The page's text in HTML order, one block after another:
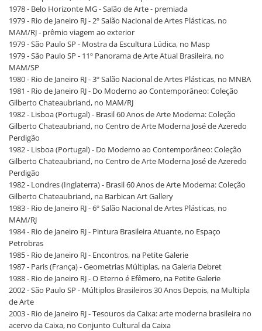
1978 - Belo Horizonte MG - Salão de Arte - premiada
1979 - Rio de Janeiro RJ - 2º Salão Nacional de Artes Plásticas, no
MAM/RJ - prêmio viagem ao exterior
1979 - São Paulo SP - Mostra da Escultura Lúdica, no Masp
1979 - São Paulo SP - 11º Panorama de Arte Atual Brasileira, no
MAM/SP
1980 - Rio de Janeiro RJ - 3º Salão Nacional de Artes Plásticas, no MNBA
1981 - Rio de Janeiro RJ - Do Moderno ao Contemporâneo: Coleção
Gilberto Chateaubriand, no MAM/RJ
1982 - Lisboa (Portugal) - Brasil 60 Anos de Arte Moderna: Coleção
Gilberto Chateaubriand, no Centro de Arte Moderna José de Azeredo
Perdigão
1982 - Lisboa (Portugal) - Do Moderno ao Contemporâneo: Coleção
Gilberto Chateaubriand, no Centro de Arte Moderna José de Azeredo
Perdigão
1982 - Londres (Inglaterra) - Brasil 60 Anos de Arte Moderna: Coleção
Gilberto Chateaubriand, na Barbican Art Gallery
1983 - Rio de Janeiro RJ - 6º Salão Nacional de Artes Plásticas, no
MAM/RJ
1984 - Rio de Janeiro RJ - Pintura Brasileira Atuante, no Espaço
Petrobras
1985 - Rio de Janeiro RJ - Encontros, na Petite Galerie
1987 - Paris (França) - Geometrias Múltiplas, na Galeria Debret
1988 - Rio de Janeiro RJ - O Eterno é Efêmero, na Petite Galerie
2002 - São Paulo SP - Múltiplos Brasileiros 30 Anos Depois, na Multipla
de Arte
2003 - Rio de Janeiro RJ - Tesouros da Caixa: arte moderna brasileira no
acervo da Caixa, no Conjunto Cultural da Caixa